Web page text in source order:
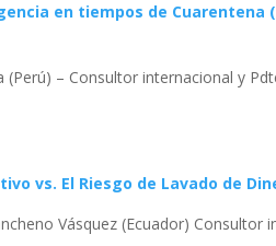
en tiempos de
(Perú) – Consultor internacional y
vs. El Riesgo de Lavado de
Vásquez (Ecuador)